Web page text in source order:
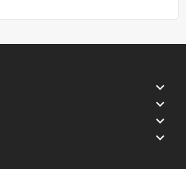



